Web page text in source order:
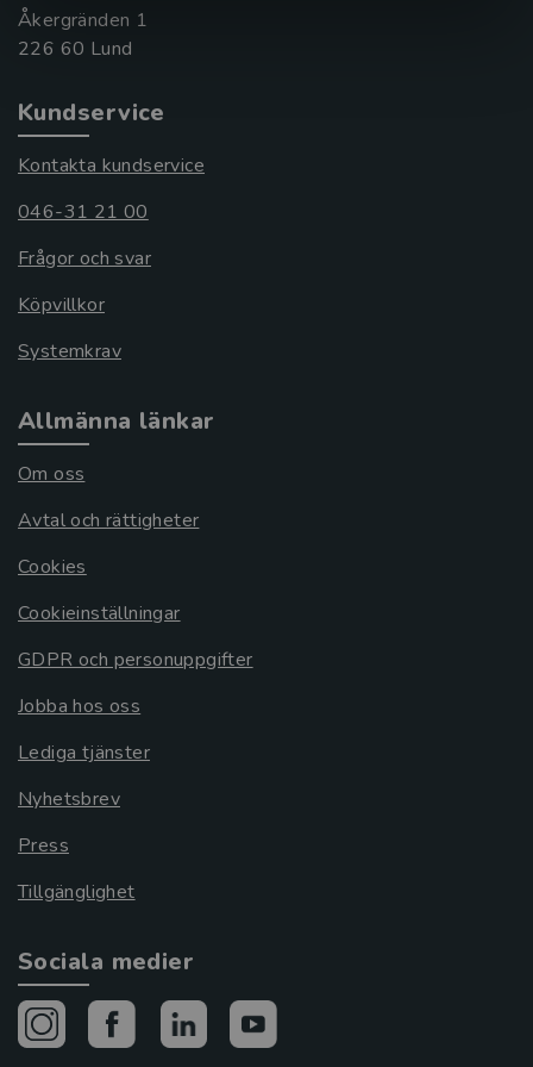
Åkergränden 1
Kundservice
Kontakta kundservice
046-31 21 00
Frågor och svar
Köpvillkor
Systemkrav
Allmänna länkar
Om oss
Avtal och rättigheter
Cookies
Cookieinställningar
GDPR och personuppgifter
Jobba hos oss
Lediga tjänster
Nyhetsbrev
Press
Tillgänglighet
Sociala medier